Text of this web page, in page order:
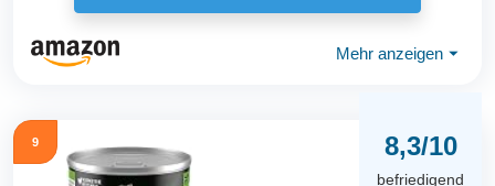
Mehr anzeigen ⏷
9 8,3/10
befriedigend